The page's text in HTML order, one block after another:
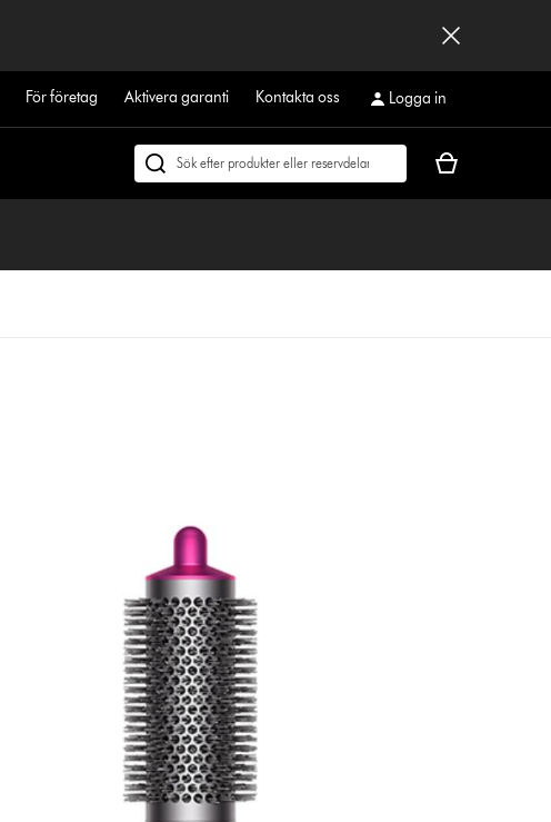
För företag Aktivera garanti Kontakta oss Logga in
Sök
Kundvagnen